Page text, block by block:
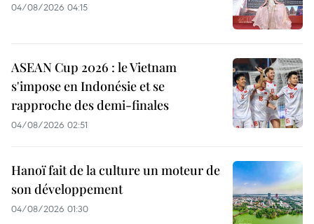
04/08/2026 04:15
ASEAN Cup 2026 : le Vietnam
s'impose en Indonésie et se
rapproche des demi-finales
04/08/2026 02:51
Hanoï fait de la culture un moteur de
son développement
04/08/2026 01:30